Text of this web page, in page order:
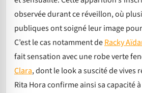
observée durant ce réveillon, où
publiques ont soigné leur image
C’est le cas notamment deRacky
fait sensation avec une robe verte
Clara, dont le look a suscité de vives
Rita Hora confirme ainsi sa capacité